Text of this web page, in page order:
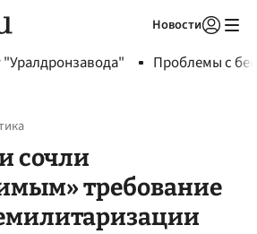
Новости
Проблемы с
сочли
требование